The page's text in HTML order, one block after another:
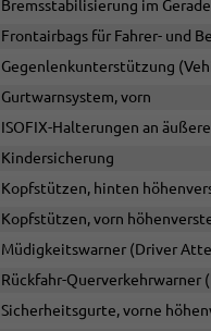
Bremsstabilisierung im
Frontairbags für Fahrer- und
Gegenlenkunterstützung
Gurtwarnsystem, vorn
ISOFIX-Halterungen an
Kindersicherung
Kopfstützen, hinten
Kopfstützen, vorn
Müdigkeitswarner (Driver
Rückfahr-Querverkehrwarner
Sicherheitsgurte, vorne